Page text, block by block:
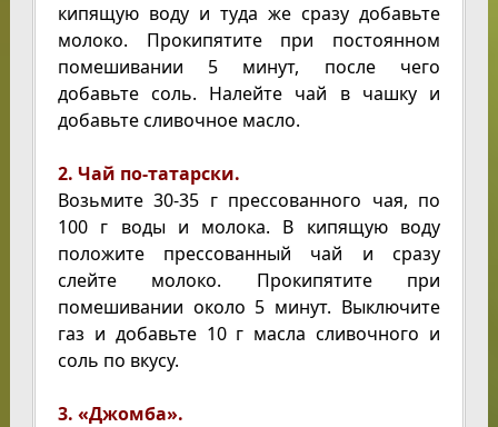
кипящую воду и туда же сразу добавьте
молоко. Прокипятите при постоянном
помешивании 5 минут, после чего
добавьте соль. Налейте чай в чашку и
добавьте сливочное масло.
2. Чай по-татарски.
Возьмите 30-35 г прессованного чая, по
100 г воды и молока. В кипящую воду
положите прессованный чай и сразу
слейте молоко. Прокипятите при
помешивании около 5 минут. Выключите
газ и добавьте 10 г масла сливочного и
соль по вкусу.
3. «Джомба».